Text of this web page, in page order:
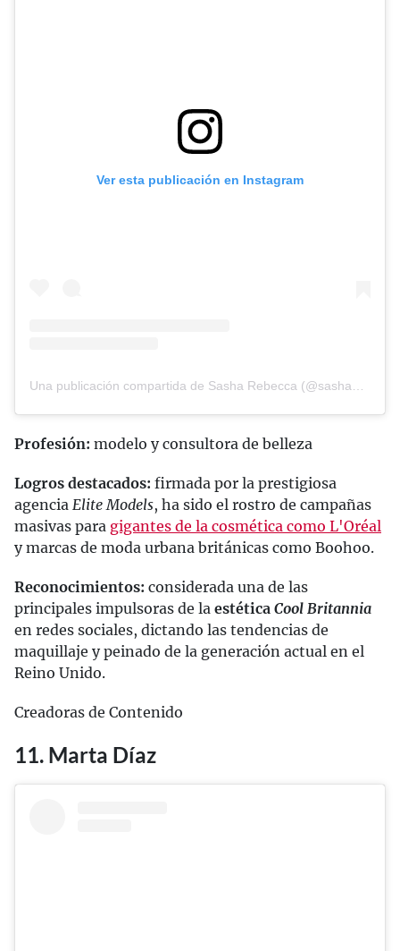
Ver esta publicación en Instagram
Profesión: modelo y consultora de belleza
Logros destacados: firmada por la prestigiosa
agencia Elite Models, ha sido el rostro de campañas
masivas para gigantes de la cosmética como L'Oréal
y marcas de moda urbana británicas como Boohoo.
Reconocimientos: considerada una de las
principales impulsoras de la estética Cool Britannia
en redes sociales, dictando las tendencias de
maquillaje y peinado de la generación actual en el
Reino Unido.
Creadoras de Contenido
11. Marta Díaz